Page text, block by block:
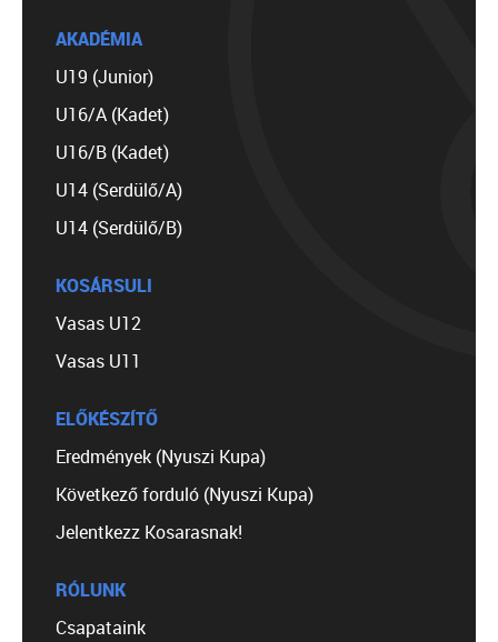
AKADÉMIA
U19 (Junior)
U16/A (Kadet)
U16/B (Kadet)
U14 (Serdülő/A)
U14 (Serdülő/B)
KOSÁRSULI
Vasas U12
Vasas U11
ELŐKÉSZÍTŐ
Eredmények (Nyuszi Kupa)
Következő forduló (Nyuszi Kupa)
Jelentkezz Kosarasnak!
RÓLUNK
Csapataink